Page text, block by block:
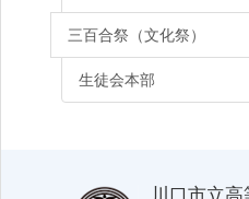
三百合祭（文化祭）
生徒会本部